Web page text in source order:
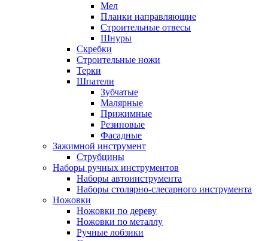
Мел
Планки направляющие
Строительные отвесы
Шнуры
Скребки
Строительные ножи
Терки
Шпатели
Зубчатые
Малярные
Прижимные
Резиновые
Фасадные
Зажимной инструмент
Струбцины
Наборы ручных инструментов
Наборы автоинструмента
Наборы столярно-слесарного инструмента
Ножовки
Ножовки по дереву
Ножовки по металлу
Ручные лобзики